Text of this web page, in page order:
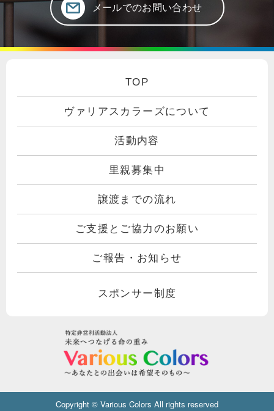
メールでのお問い合わせ
TOP
ヴァリアスカラーズについて
活動内容
里親募集中
譲渡までの流れ
ご支援とご協力のお願い
ご報告・お知らせ
スポンサー制度
Copyright © Various Colors All rights reserved